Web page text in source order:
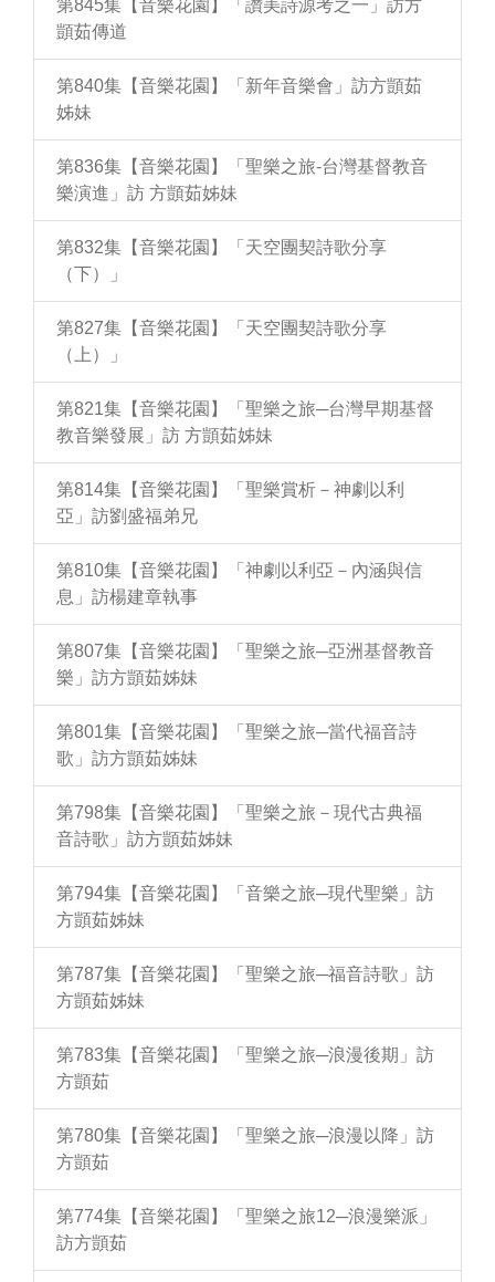
第845集【音樂花園】「讚美詩源考之一」訪方
顗茹傳道
第840集【音樂花園】「新年音樂會」訪方顗茹
姊妹
第836集【音樂花園】「聖樂之旅-台灣基督教音
樂演進」訪 方顗茹姊妹
第832集【音樂花園】「天空團契詩歌分享
（下）」
第827集【音樂花園】「天空團契詩歌分享
（上）」
第821集【音樂花園】「聖樂之旅─台灣早期基督
教音樂發展」訪 方顗茹姊妹
第814集【音樂花園】「聖樂賞析－神劇以利
亞」訪劉盛福弟兄
第810集【音樂花園】「神劇以利亞－內涵與信
息」訪楊建章執事
第807集【音樂花園】「聖樂之旅─亞洲基督教音
樂」訪方顗茹姊妹
第801集【音樂花園】「聖樂之旅─當代福音詩
歌」訪方顗茹姊妹
第798集【音樂花園】「聖樂之旅－現代古典福
音詩歌」訪方顗茹姊妹
第794集【音樂花園】「音樂之旅─現代聖樂」訪
方顗茹姊妹
第787集【音樂花園】「聖樂之旅─福音詩歌」訪
方顗茹姊妹
第783集【音樂花園】「聖樂之旅─浪漫後期」訪
方顗茹
第780集【音樂花園】「聖樂之旅─浪漫以降」訪
方顗茹
第774集【音樂花園】「聖樂之旅12─浪漫樂派」
訪方顗茹